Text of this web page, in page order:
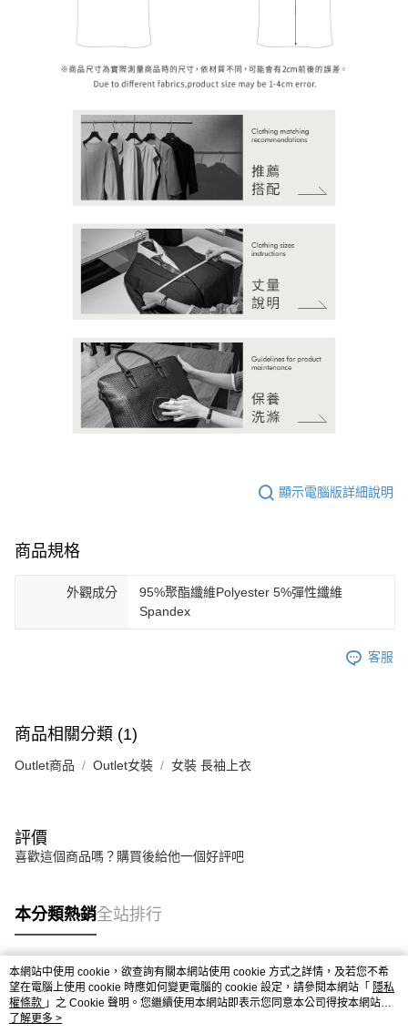
顯示電腦版詳細說明
商品規格
外觀成分
95%聚酯纖維Polyester 5%彈性纖維
Spandex
客服
商品相關分類 (1)
Outlet商品 Outlet女裝 女裝 長袖上衣
評價
喜歡這個商品嗎？購買後給他一個好評吧
本分類熱銷全站排行
熱門標籤
本網站中使用 cookie，欲查詢有關本網站使用 cookie 方式之詳情，及若您不希
望在電腦上使用 cookie 時應如何變更電腦的 cookie 設定，請參閱本網站「 隱私
權條款 」之 Cookie 聲明。您繼續使用本網站即表示您同意本公司得按本網站使
用條款之 Cookie 聲明使用 cookie。
了解更多 >